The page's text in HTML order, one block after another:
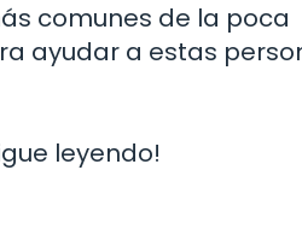
comunes de la poca
ayudar a estas
leyendo!